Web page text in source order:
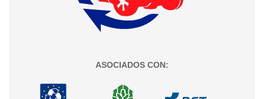
ASOCIADOS CON: